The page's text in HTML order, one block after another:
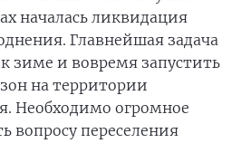
началась ликвидация
Главнейшая задача
зиме и вовремя запустить
на территории
Необходимо огромное
вопросу переселения